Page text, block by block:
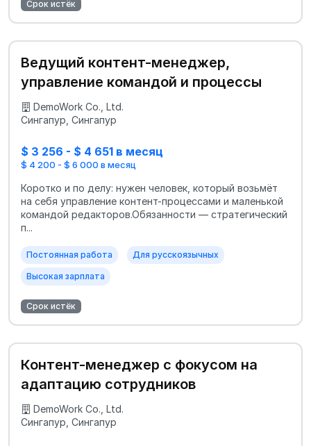
Срок истёк
Ведущий контент-менеджер,
управление командой и процессы
DemoWork Co., Ltd.
Сингапур, Сингапур
$ 3 256 - $ 4 651 в месяц
$ 4 200 - $ 6 000 в месяц
Коротко и по делу: нужен человек, который возьмёт
на себя управление контент-процессами и маленькой
командой редакторов.Обязанности — стратегический
п...
Постоянная работа Для русскоязычных
Высокая зарплата
Срок истёк
Контент-менеджер с фокусом на
адаптацию сотрудников
DemoWork Co., Ltd.
Сингапур, Сингапур